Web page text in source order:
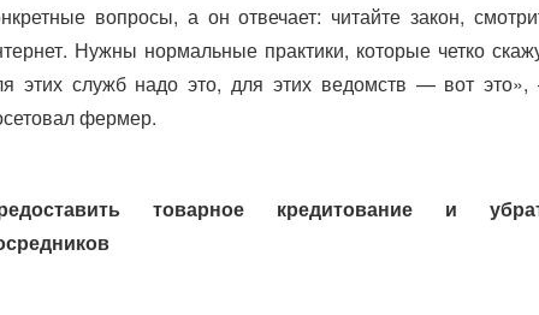
вопросы, а он отвечает: читайте закон,
Нужны нормальные практики, которые четко
этих служб надо это, для этих ведомств — вот
фермер.
товарное кредитование и